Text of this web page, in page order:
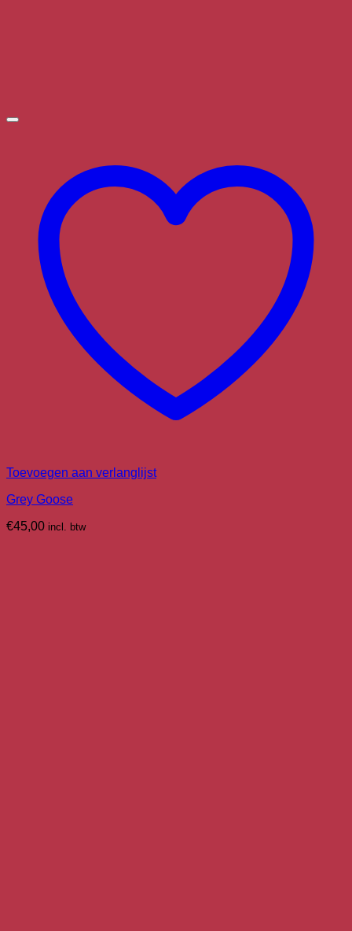
Toevoegen aan verlanglijst
Grey Goose
€45,00 incl. btw